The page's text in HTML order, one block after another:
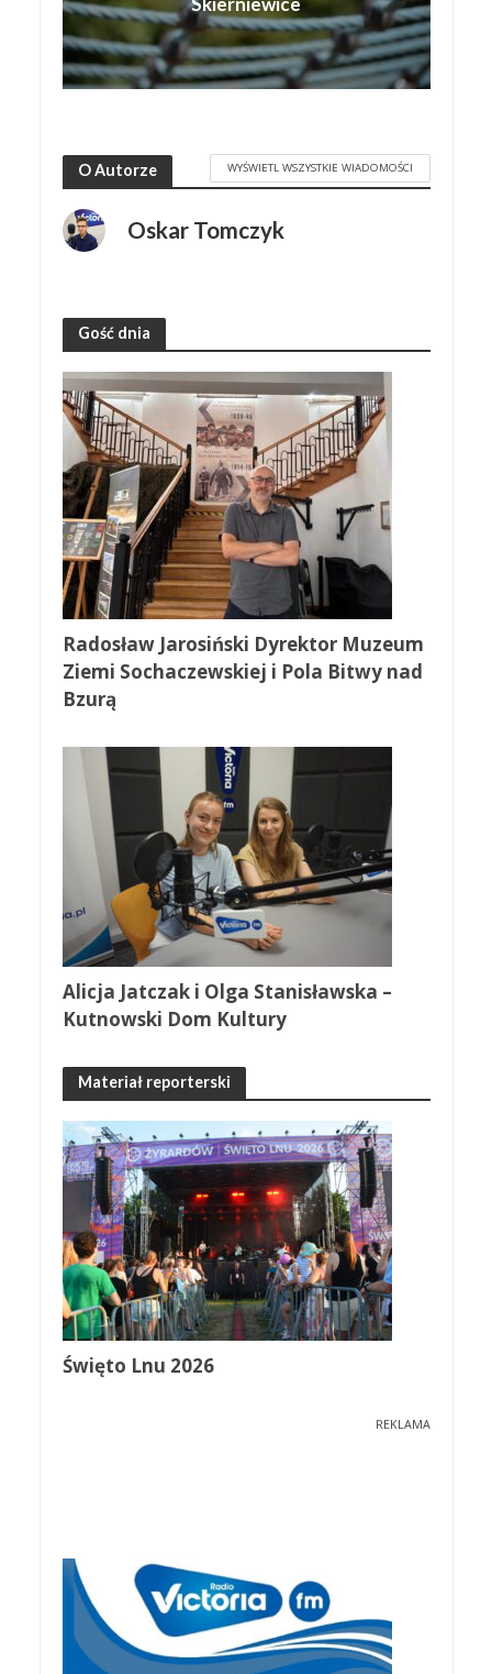
O Autorze WYŚWIETL WSZYSTKIE WIADOMOŚCI
Oskar Tomczyk
Gość dnia
Radosław Jarosiński Dyrektor Muzeum
Ziemi Sochaczewskiej i Pola Bitwy nad
Bzurą
Alicja Jatczak i Olga Stanisławska –
Kutnowski Dom Kultury
Materiał reporterski
Święto Lnu 2026
REKLAMA